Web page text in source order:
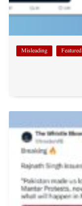
Featured
Misleading